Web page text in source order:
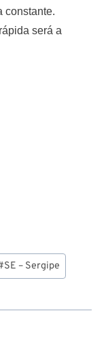
constante.
será a
SE – Sergipe